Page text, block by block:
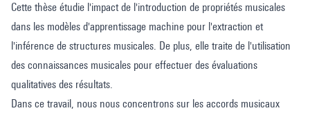
Cette thèse étudie l'impact de l'introduction de propriétés musicales
dans les modèles d'apprentissage machine pour l'extraction et
l'inférence de structures musicales. De plus, elle traite de l'utilisation
des connaissances musicales pour effectuer des évaluations
qualitatives des résultats.
Dans ce travail, nous nous concentrons sur les accords musicaux